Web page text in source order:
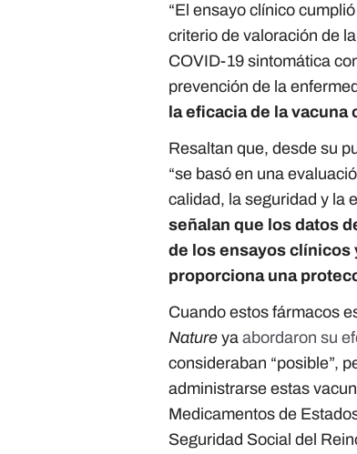
“El ensayo clínico
criterio de valoración de
COVID-19 sintomática
prevención de la
la eficacia de la
Resaltan que, desde su
“se basó en una
calidad, la seguridad y la
señalan que los datos
de los ensayos clínicos
proporciona una
Cuando estos fármacos
Nature yaabordaron su
consideraban “posible”,
administrarse estas
Medicamentos de
Seguridad Social del